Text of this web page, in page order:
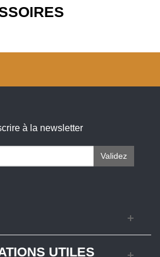
à la newsletter
Validez
UTILES